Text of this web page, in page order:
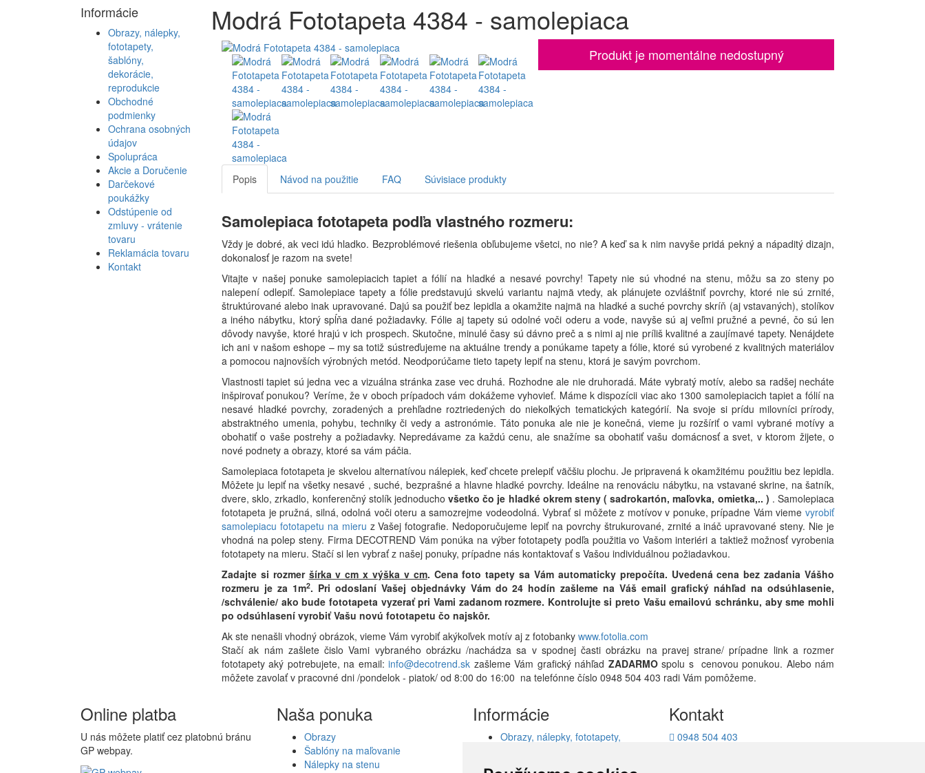
Informácie
Obrazy, nálepky,
fototapety,
šablóny,
dekorácie,
reprodukcie
Obchodné
podmienky
Ochrana osobných
údajov
Spolupráca
Akcie a Doručenie
Darčekové
poukážky
Odstúpenie od
zmluvy - vrátenie
tovaru
Reklamácia tovaru
Kontakt
Modrá Fototapeta 4384 - samolepiaca
Produkt je momentálne nedostupný
Popis Návod na použitie FAQ Súvisiace produkty
Samolepiaca fototapeta podľa vlastného rozmeru:
Vždy je dobré, ak veci idú hladko. Bezproblémové riešenia obľubujeme všetci, no nie? A keď sa k nim navyše pridá pekný a nápaditý dizajn,
dokonalosť je razom na svete!
Vitajte v našej ponuke samolepiacich tapiet a fólií na hladké a nesavé povrchy! Tapety nie sú vhodné na stenu, môžu sa zo steny po
nalepení odlepiť. Samolepiace tapety a fólie predstavujú skvelú variantu najmä vtedy, ak plánujete ozvláštniť povrchy, ktoré nie sú zrnité,
štruktúrované alebo inak upravované. Dajú sa použiť bez lepidla a okamžite najmä na hladké a suché povrchy skríň (aj vstavaných), stolíkov
a iného nábytku, ktorý spĺňa dané požiadavky. Fólie aj tapety sú odolné voči oderu a vode, navyše sú aj veľmi pružné a pevné, čo sú len
dôvody navyše, ktoré hrajú v ich prospech. Skutočne, minulé časy sú dávno preč a s nimi aj nie príliš kvalitné a zaujímavé tapety. Nenájdete
ich ani v našom eshope – my sa totiž sústreďujeme na aktuálne trendy a ponúkame tapety a fólie, ktoré sú vyrobené z kvalitných materiálov
a pomocou najnovších výrobných metód. Neodporúčame tieto tapety lepiť na stenu, ktorá je savým povrchom.
Vlastnosti tapiet sú jedna vec a vizuálna stránka zase vec druhá. Rozhodne ale nie druhoradá. Máte vybratý motív, alebo sa radšej necháte
inšpirovať ponukou? Veríme, že v oboch prípadoch vám dokážeme vyhovieť. Máme k dispozícii viac ako 1300 samolepiacich tapiet a fólií na
nesavé hladké povrchy, zoradených a prehľadne roztriedených do niekoľkých tematických kategórií. Na svoje si prídu milovníci prírody,
abstraktného umenia, pohybu, techniky či vedy a astronómie. Táto ponuka ale nie je konečná, vieme ju rozšíriť o vami vybrané motívy a
obohatiť o vaše postrehy a požiadavky. Nepredávame za každú cenu, ale snažíme sa obohatiť vašu domácnosť a svet, v ktorom žijete, o
nové podnety a obrazy, ktoré sa vám páčia.
Samolepiaca fototapeta je skvelou alternatívou nálepiek, keď chcete prelepiť väčšiu plochu. Je pripravená k okamžitému použitiu bez lepidla.
Môžete ju lepiť na všetky nesavé , suché, bezprašné a hlavne hladké povrchy. Ideálne na renováciu nábytku, na vstavané skrine, na šatník,
dvere, sklo, zrkadlo, konferenčný stolík jednoducho všetko čo je hladké okrem steny ( sadrokartón, maľovka, omietka,.. ) . Samolepiaca
fototapeta je pružná, silná, odolná voči oteru a samozrejme vodeodolná. Vybrať si môžete z motívov v ponuke, prípadne Vám vieme vyrobiť
samolepiacu fototapetu na mieru z Vašej fotografie. Nedoporučujeme lepiť na povrchy štrukurované, zrnité a ináč upravované steny. Nie je
vhodná na polep steny. Firma DECOTREND Vám ponúka na výber fototapety podľa použitia vo Vašom interiéri a taktiež možnosť vyrobenia
fototapety na mieru. Stačí si len vybrať z našej ponuky, prípadne nás kontaktovať s Vašou individuálnou požiadavkou.
Zadajte si rozmer šírka v cm x výška v cm. Cena foto tapety sa Vám automaticky prepočíta. Uvedená cena bez zadania Vášho
rozmeru je za 1m2. Pri odoslaní Vašej objednávky Vám do 24 hodín zašleme na Váš email grafický náhľad na odsúhlasenie,
/schválenie/ ako bude fototapeta vyzerať pri Vami zadanom rozmere. Kontrolujte si preto Vašu emailovú schránku, aby sme mohli
po odsúhlasení vyrobiť Vašu novú fototapetu čo najskôr.
Ak ste nenašli vhodný obrázok, vieme Vám vyrobiť akýkoľvek motív aj z fotobanky www.fotolia.com
Stačí ak nám zašlete čislo Vami vybraného obrázku /nachádza sa v spodnej časti obrázku na pravej strane/ prípadne link a rozmer
fototapety aký potrebujete, na email:info@decotrend.sk zašleme Vám grafický náhľad ZADARMOspolu s cenovou ponukou. Alebo nám
môžete zavolať v pracovné dni /pondelok - piatok/ od 8:00 do 16:00 na telefónne číslo 0948 504 403 radi Vám pomôžeme.
Online platba
U nás môžete platiť cez platobnú bránu
GP webpay.
Naša ponuka
Obrazy
Šablóny na maľovanie
Nálepky na stenu
Informácie
Obrazy, nálepky, fototapety,
Kontakt
0948 504 403